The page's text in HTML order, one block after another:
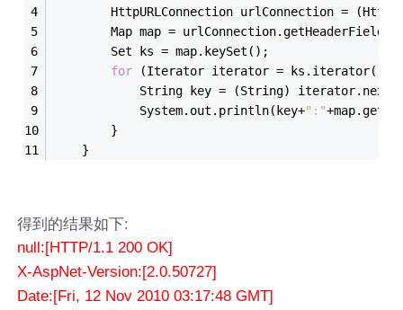
HttpURLConnection urlConnection =
Map map =
        Set ks = map.keySet();
for (Iterator iterator = ks.iterator();
String key = (String)
            System.out.println(key+
":"
        }
    }
得到的结果如下:
null:[HTTP/1.1 200 OK]
X-AspNet-Version:[2.0.50727]
Date:[Fri, 12 Nov 2010 03:17:48 GMT]